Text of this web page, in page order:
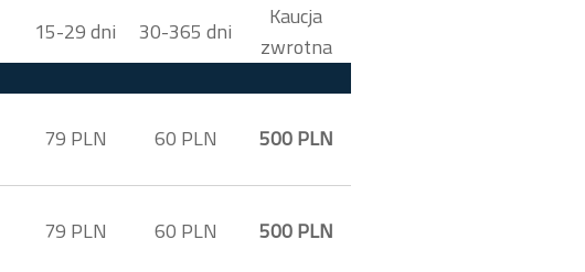
15-29 dni 30-365 dni
Kaucja
zwrotna
79 PLN 60 PLN 500 PLN
79 PLN 60 PLN 500 PLN